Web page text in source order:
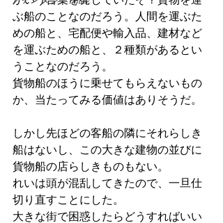
ぶ船のことなのだろう。人間を運ぶた
めの船と、宅配便や輸入品、建材など
を運ぶための船と、２種類があるとい
うことなのだろう。
貨物船のほうに乗せてもらえないもの
か、当たってみる価値はありそうだ。
しかし先ほどの客船の隣にそれらしき
船はないし、この大きな建物の並びに
貨物船の店らしきものもない。
れいは頭が混乱してきたので、一旦仕
切り直すことにした。
大きな街で困惑したらどうすればいい